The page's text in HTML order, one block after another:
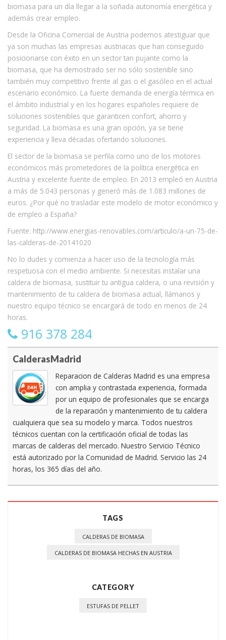
biomasa para un día llegar a la soñada autonomía energética y
además crear empleo.
Desde la Oficina Comercial de Austria podemos atestiguar que
ya son muchas las empresas austriacas que han conseguido
posicionarse con éxito en un sector tan pujante como la
biomasa, que ha demostrado ser no sólo sostenible sino
también muy competitivo frente al gas o el gasóleo en el actual
escenario económico. La fuerte demanda de energía térmica en
el ámbito industrial y en los hogares españoles requiere de
soluciones sostenibles que garanticen confort, ahorro y
seguridad. La biomasa es una gran opción, ya se tiene
experiencia y lleva décadas ofertando soluciones.
El sector de la biomasa se perfila como uno de los motores
económicos más prometedores de la política energética en
Austria y excelente fuente de empleo. En 2013 empleó en Austria
a más de 5.043 personas y generó más de 1.083 millones de
euros. ¿Por qué no trasladar este modelo de motor económico y
de empleo a España?
Fuente: http://www.energias-renovables.com/articulo/a-un-75-de-
las-calderas-de-20141020
No lo dudes y comienza a hacer uso de la tecnología más
respetuosa con el medio ambiente. Si necesitas instalar una
caldera de biomasa, sustituir tu antigua caldera, o una revisión y
mantenimiento de tu caldera de biomasa actual, llámanos y
nuestro equipo técnico se encargará de todo en menos de 24
horas.
916 378 284
CalderasMadrid
Reparacion de Calderas Madrid es una empresa
con amplia y contrastada experiencia, formada
por un equipo de profesionales que se encarga
de la reparación y mantenimiento de tu caldera
cualquiera que sea su modelo y marca. Todos nuestros
técnicos cuentan con la certificación oficial de todas las
marcas de calderas del mercado. Nuestro Servicio Técnico
está autorizado por la Comunidad de Madrid. Servicio las 24
horas, los 365 días del año.
TAGS
CALDERAS DE BIOMASA
CALDERAS DE BIOMASA HECHAS EN AUSTRIA
CATEGORY
ESTUFAS DE PELLET